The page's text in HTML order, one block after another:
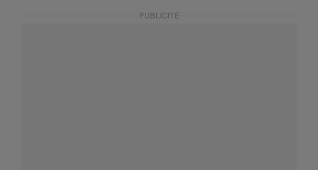
PUBLICITÉ